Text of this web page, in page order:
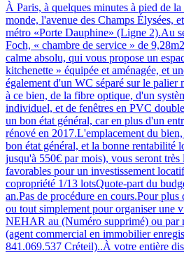
À Paris, à quelques minutes à pied de
monde, l'avenue des Champs Élysées,
métro «Porte Dauphine» (Ligne 2).Au
Foch, « chambre de service » de
calme absolu, qui vous propose un
kitchenette » équipée et aménagée, et
également d'un WC séparé sur le palier
à ce bien, de la fibre optique, d'un
individuel, et de fenêtres en PVC
un bon état général, car en plus d'un
rénové en 2017.L'emplacement du
bon état général, et la bonne rentabilité
jusqu'à 550€ par mois), vous seront
favorables pour un investissement
copropriété 1/13 lotsQuote-part du
an.Pas de procédure en cours.Pour
ou tout simplement pour organiser une
NEHAR au (Numéro supprimé) ou par
(agent commercial en immobilier
841.069.537 Créteil)..À votre entière